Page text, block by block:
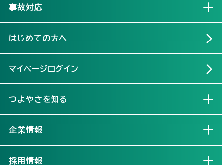
事故対応
はじめての方へ
マイページログイン
つよやさを知る
企業情報
採用情報